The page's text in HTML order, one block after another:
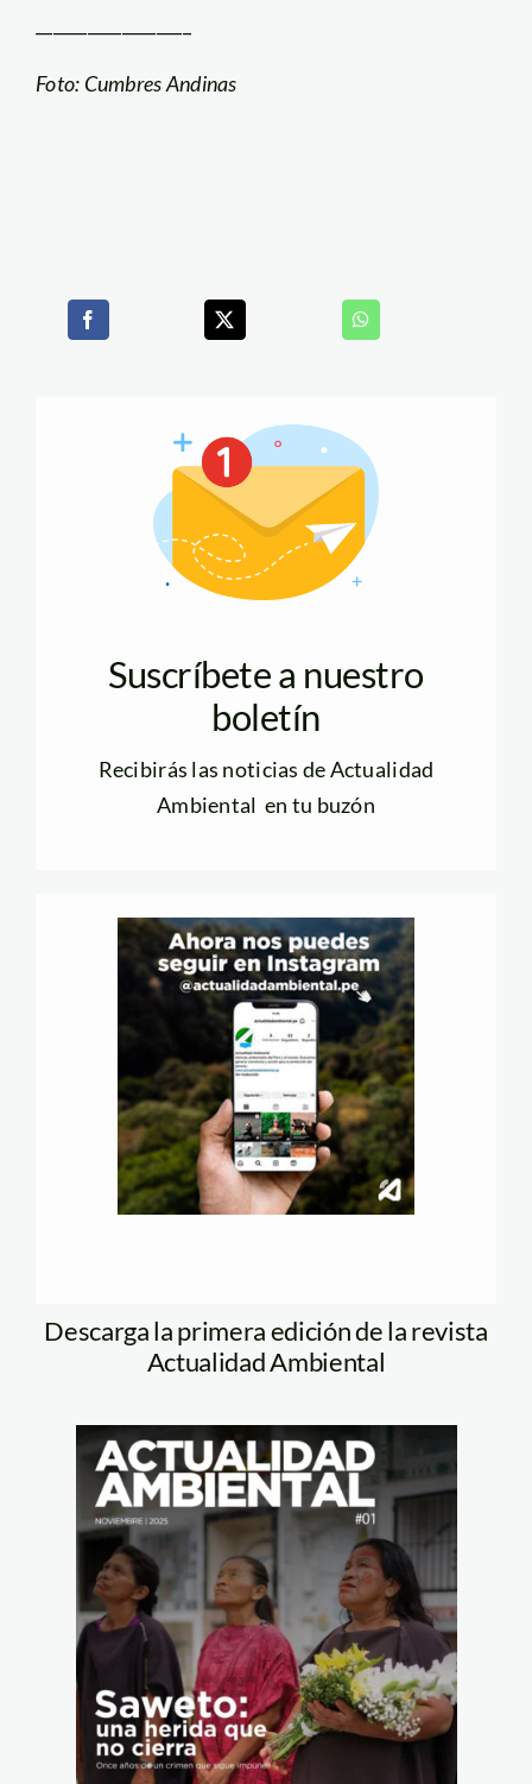
Foto: Cumbres Andinas
Suscríbete a nuestro
boletín
Recibirás las noticias de Actualidad
Ambiental en tu buzón
Descarga la primera edición de la revista
Actualidad Ambiental